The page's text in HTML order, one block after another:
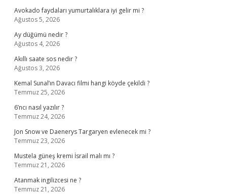
Avokado faydaları yumurtalıklara iyi gelir mi ?
Ağustos 5, 2026
Ay düğümü nedir ?
Ağustos 4, 2026
Akıllı saate sos nedir ?
Ağustos 3, 2026
Kemal Sunal’ın Davacı filmi hangi köyde çekildi ?
Temmuz 25, 2026
6’ncı nasıl yazılır ?
Temmuz 24, 2026
Jon Snow ve Daenerys Targaryen evlenecek mi ?
Temmuz 23, 2026
Mustela güneş kremi İsrail malı mı ?
Temmuz 21, 2026
Atanmak ingilizcesi ne ?
Temmuz 21, 2026